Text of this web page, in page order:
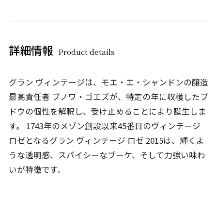
詳細情報 Product details
グラン ヴィンテージは、モエ・エ・シャンドンの醸造
最高責任者 ブノワ・ゴエズが、特定の年に収穫したブ
ドウの個性を解釈し、受け止めることにより誕生しま
す。 1743年のメゾン創設以来45番目のヴィンテージ
ロゼとなるグラン ヴィンテージ ロゼ 2015は、輝くよ
うな透明感、スパイシーなブーケ、そして力強い味わ
いが特徴です。